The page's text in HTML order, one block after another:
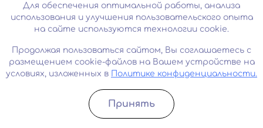
Стаж: 33 года
Записатьcя
Для обеспечения оптимальной работы, анализа
использования и улучшения пользовательского опыта
на сайте используются технологии cookie.
Продолжая пользоваться сайтом, Вы соглашаетесь с
размещением cookie-файлов на Вашем устройстве на
условиях, изложенных в
Политике конфиденциальности.
Принять